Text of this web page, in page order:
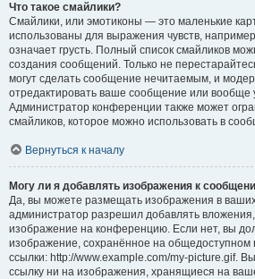
Что такое смайлики?
Смайлики, или эмотиконы — это маленькие
использованы для выражения чувств,
означает грусть. Полный список смайликов
создания сообщений. Только не
могут сделать сообщение нечитаемым, и
отредактировать ваше сообщение или вообще
Администратор конференции также может
смайликов, которое можно использовать в
Вернуться к началу
Могу ли я добавлять изображения к
Да, вы можете размещать изображения в
администратор разрешил добавлять
изображение на конференцию. Если нет, вы
изображение, сохранённое на общедоступном
ссылки: http://www.example.com/my-picture.gif.
ссылку ни на изображения, хранящиеся на